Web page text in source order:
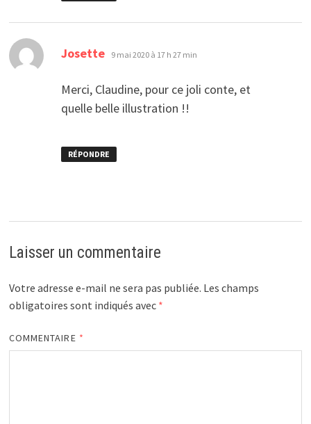
Josette dit :
9 mai 2020 à 17 h 27 min
Merci, Claudine, pour ce joli conte, et
quelle belle illustration !!
RÉPONDRE
Laisser un commentaire
Votre adresse e-mail ne sera pas publiée. Les champs
obligatoires sont indiqués avec *
COMMENTAIRE *